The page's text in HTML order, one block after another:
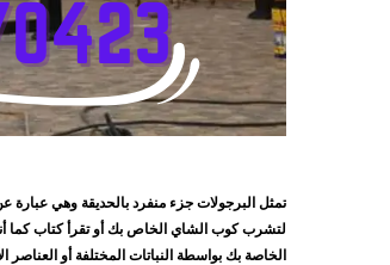
تمثل البرجولات جزء منفرد بالحديقة وهي
لتشرب كوب الشاي الخاص بك أو تقرأ كتاب كما
الخاصة بك بواسطة النباتات المختلفة أو العناصر